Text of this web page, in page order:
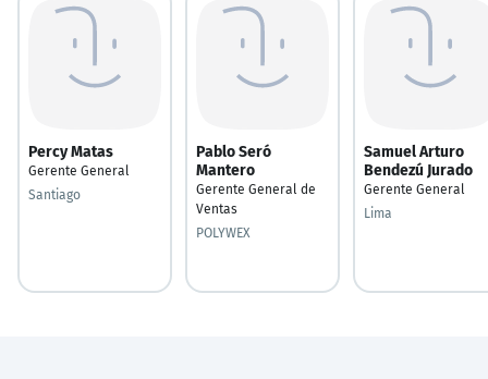
Percy Matas
Gerente General
Santiago
Pablo Seró
Mantero
Gerente General de
Ventas
POLYWEX
Samuel Arturo
Bendezú Jurado
Gerente General
Lima